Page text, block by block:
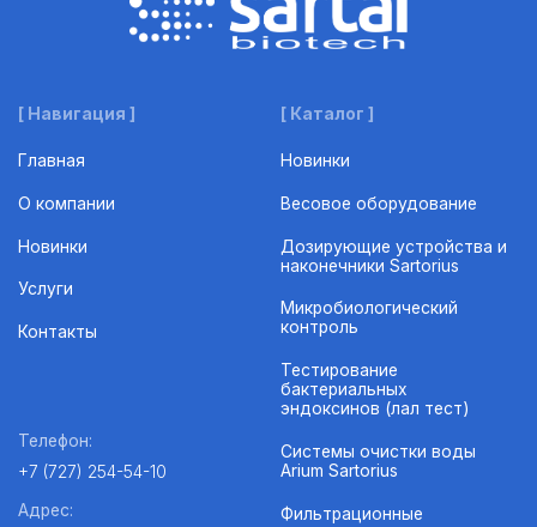
[ Навигация ]
Главная
О компании
Новинки
Услуги
Контакты
Телефон:
+7 (727) 254-54-10
Адрес:
[ Каталог ]
Новинки
Весовое оборудование
Дозирующие устройства и
наконечники Sartorius
Микробиологический
контроль
Тестирование
бактериальных
эндоксинов (лал тест)
Системы очистки воды
Arium Sartorius
Фильтрационные